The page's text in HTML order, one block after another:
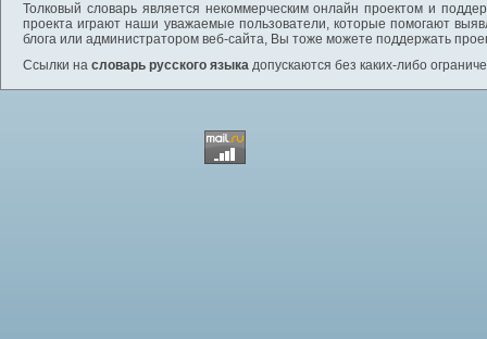
Толковый словарь является некоммерческим онлайн проектом и
проекта играют наши уважаемые пользователи, которые помогают
блога или администратором веб-сайта, Вы тоже можете поддержать
Ссылки на словарь русского языка допускаются без каких-либо